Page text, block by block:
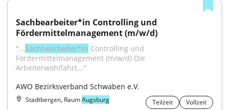
Sachbearbeiter*in Controlling und
Fördermittelmanagement (m/w/d)
"...Sachbearbeiter*in Controlling und
Fördermittelmanagement (m/w/d) Die
Arbeiterwohlfahrt..."
AWO Bezirksverband Schwaben e.V.
Stadtbergen, RaumAugsburg Teilzeit Vollzeit